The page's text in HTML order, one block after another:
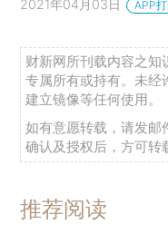
2021年04月03日 APP
财新网所刊载内容之知
专属所有或持有。未经
建立镜像等任何使用。
如有意愿转载，请发邮
确认及授权后，方可转
推荐阅读